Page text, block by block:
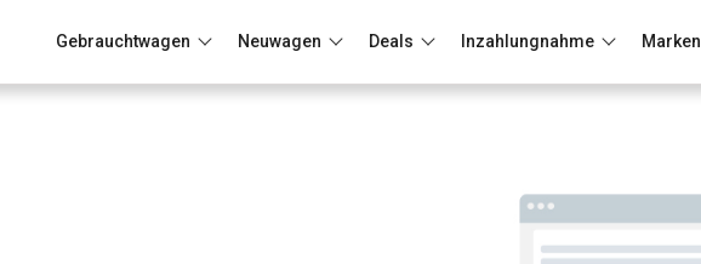
Gebrauchtwagen Neuwagen Deals Inzahlungnahme Marken